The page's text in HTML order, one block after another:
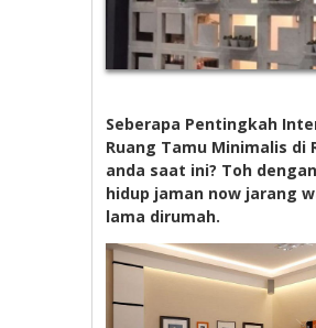
Seberapa Pentingkah
Ruang Tamu Minimalis di
anda saat ini? Toh
hidup jaman now jarang
lama dirumah.